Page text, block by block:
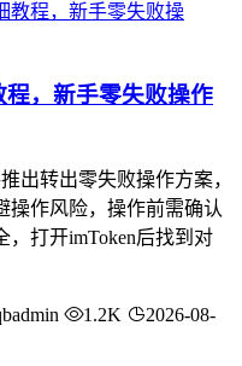
，新手零失败操作
出转出零失败操作方案，
操作风险，操作前需确认
打开imToken后找到对
1.2K
2026-08-